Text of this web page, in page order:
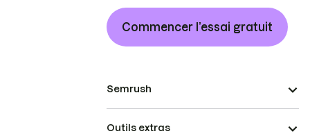
Commencer l’essai gratuit
Semrush
Outils extras